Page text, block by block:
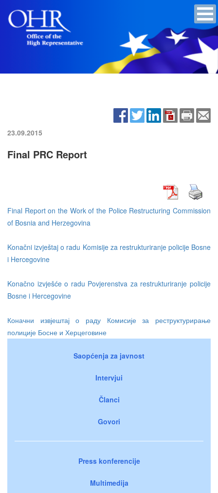
23.09.2015
Final PRC Report
Final Report on the Work of the Police Restructuring Commission
of Bosnia and Herzegovina
Konačni izvještaj o radu Komisije za restrukturiranje policije Bosne
i Hercegovine
Konačno izvješće o radu Povjerenstva za restrukturiranje policije
Bosne i Hercegovine
Коначни извјештај о раду Комисије за реструктурирање
полиције Босне и Херцеговине
Saopćenja za javnost
Intervjui
Članci
Govori
Press konferencije
Multimedija